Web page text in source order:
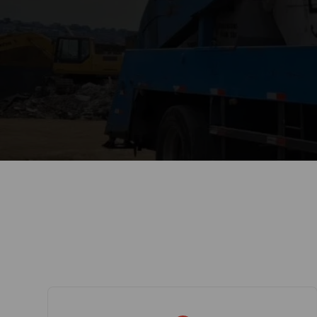
descarte de resíduos, contribuindo para um
garante a entrega e retirada das caçambas
rigoroso controle de cronogramas e uma
Além disso, a Lock Caçambas utiliza
Lock